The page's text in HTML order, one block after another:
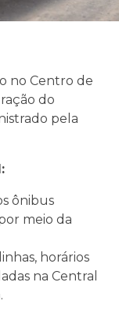
no Centro de
do
pela
ônibus
meio da
horários
na Central